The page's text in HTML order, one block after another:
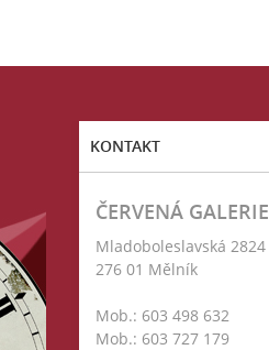
KONTAKT
ČERVENÁ GALERIE
Mladoboleslavská 2824
276 01 Mělník
Mob.: 603 498 632
Mob.: 603 727 179